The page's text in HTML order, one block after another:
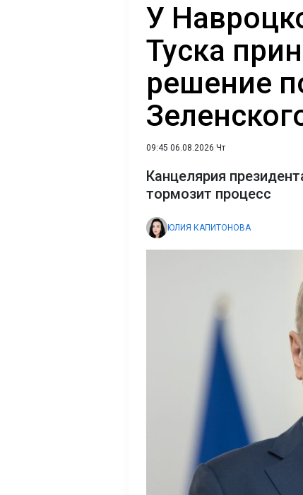
У
Туска
решение
09:45 06.08.2026 Чт
Канцелярия
тормозит процесс
ЮЛИЯ КАПИТОНОВА